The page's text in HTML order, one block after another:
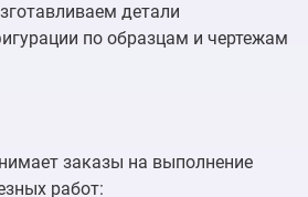
детали
по образцам и чертежам
заказы на выполнение
работ: